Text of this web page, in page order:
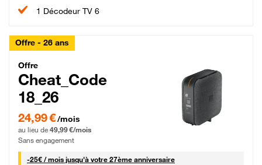
1 Décodeur TV 6
Offre - 26 ans
Cheat_Code Fibre_18_26
Offre
Cheat_Code
18_26
24,99 € par mois pendant 0 mois puis 49,99 € par mois, Sans engagement
24,99 €/mois
au lieu de 49,99 €/mois
Sans engagement
-25€ / mois25 € par mois
jusqu'à votre 27ème anniversaire